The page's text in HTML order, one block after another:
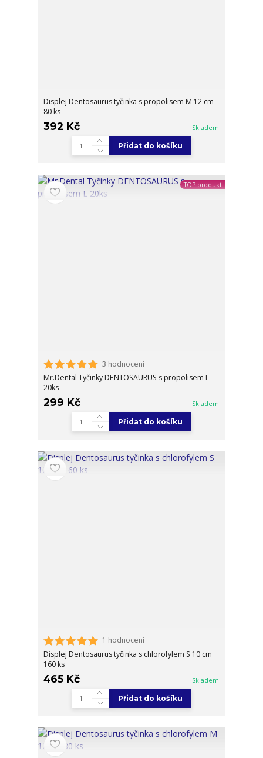
Displej Dentosaurus tyčinka s propolisem M 12 cm
80 ks
392 Kč Skladem
Přidat do košíku
TOP produkt
3 hodnocení
Mr.Dental Tyčinky DENTOSAURUS s propolisem L
20ks
299 Kč Skladem
Přidat do košíku
1 hodnocení
Displej Dentosaurus tyčinka s chlorofylem S 10 cm
160 ks
465 Kč Skladem
Přidat do košíku